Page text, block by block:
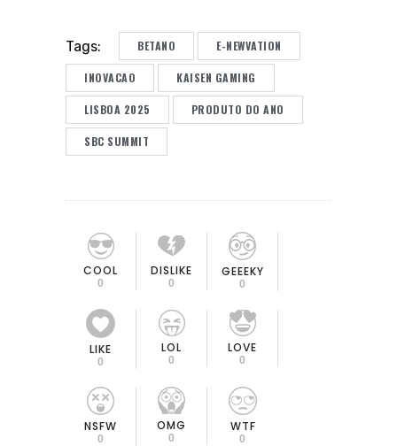
Tags: BETANO E-NEWVATION
INOVACAO KAISEN GAMING
LISBOA 2025 PRODUTO DO ANO
SBC SUMMIT
COOL
0
DISLIKE
0
GEEEKY
0
LIKE
0
LOL
0
LOVE
0
NSFW
0
OMG
0
WTF
0